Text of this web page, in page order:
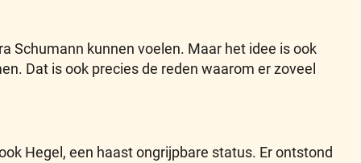
Schumann kunnen voelen. Maar het idee is ook
Dat is ook precies de reden waarom er zoveel
Hegel, een haast ongrijpbare status. Er ontstond